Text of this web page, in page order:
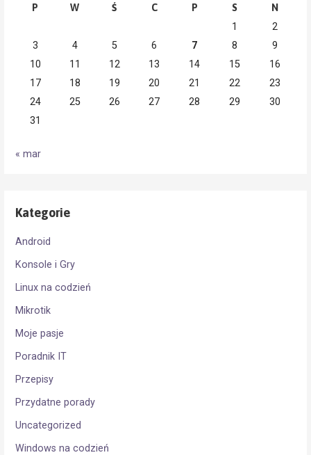
P W Ś C P S N
1
2
3
4 5 6 7 8
9
10
11 12 13 14 15
16
17
18 19 20 21 22
23
24
25 26 27 28 29
30
31
« mar
Kategorie
Android
Konsole i Gry
Linux na codzień
Mikrotik
Moje pasje
Poradnik IT
Przepisy
Przydatne porady
Uncategorized
Windows na codzień